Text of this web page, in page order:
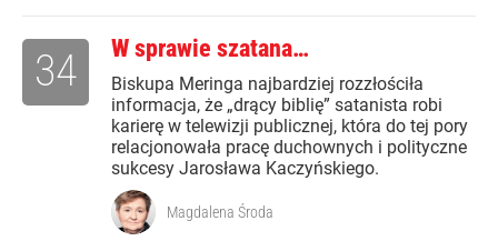
W sprawie szatana…
Biskupa Meringa najbardziej rozzłościła
informacja, że „drący biblię” satanista robi
karierę w telewizji publicznej, która do tej pory
relacjonowała pracę duchownych i polityczne
sukcesy Jarosława Kaczyńskiego.
34
Magdalena Środa